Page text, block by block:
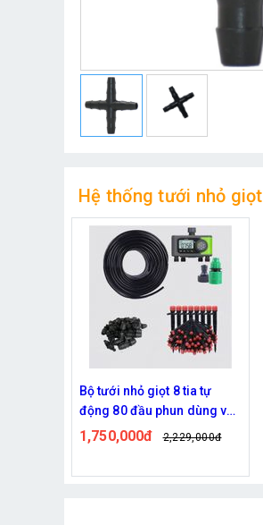
Hệ thống tưới nhỏ giọt
Bộ tưới nhỏ giọt 8 tia tự
động 80 đầu phun dùng van
nước hẹn giờ RainPoint
1,750,000đ 2,229,000đ